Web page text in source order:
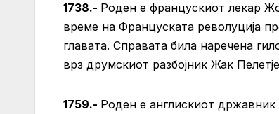
1738.- Роден е францускиот лекар
време на Француската револуција
главата. Справата била наречена
врз друмскиот разбојник Жак
1759.- Роден е англискиот државник